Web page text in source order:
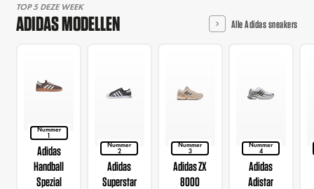
TOP 5 DEZE WEEK
ADIDAS MODELLEN Alle Adidas sneakers
Nummer
1
Adidas
Handball
Spezial
Nummer
2
Adidas
Superstar
Nummer
3
Adidas ZX
8000
Nummer
4
Adidas
Adistar